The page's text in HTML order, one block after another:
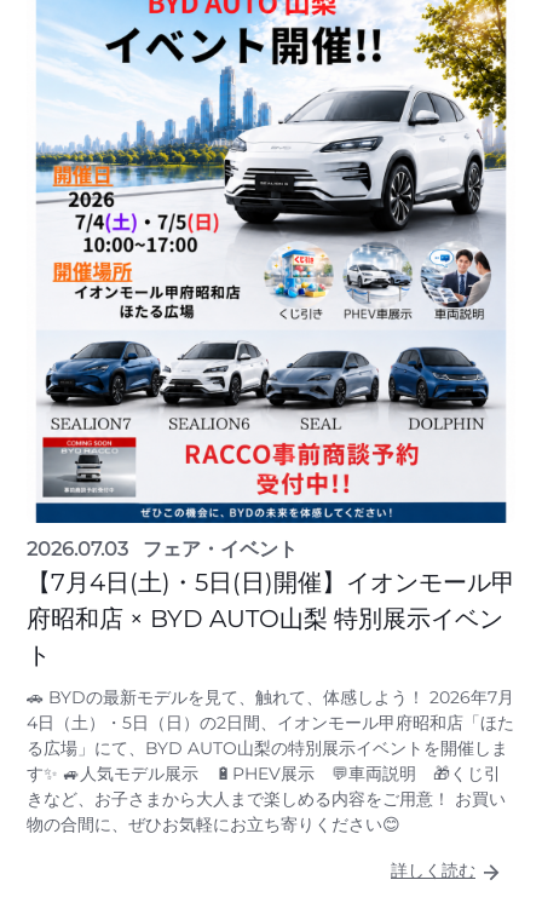
2026.07.03 フェア・イベント
【7月4日(土)・5日(日)開催】イオンモール甲
府昭和店 × BYD AUTO山梨 特別展示イベン
ト
🚗 BYDの最新モデルを見て、触れて、体感しよう！ 2026年7月
4日（土）・5日（日）の2日間、イオンモール甲府昭和店「ほた
る広場」にて、BYD AUTO山梨の特別展示イベントを開催しま
す✨ 🚙人気モデル展示 🔋PHEV展示 💬車両説明 🎁くじ引
きなど、お子さまから大人まで楽しめる内容をご用意！ お買い
物の合間に、ぜひお気軽にお立ち寄りください😊
詳しく読む